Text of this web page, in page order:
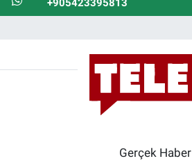
+905423395813
Gerçek Haber